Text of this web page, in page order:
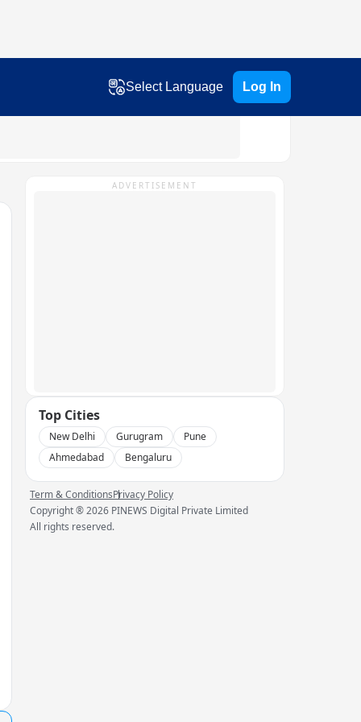
Select Language Log In
ADVERTISEMENT
Top Cities
New Delhi Gurugram
Pune
Ahmedabad
Bengaluru
Term & ConditionsPrivacy Policy
Copyright ®2026 PINEWS Digital Private Limited
All rights reserved.